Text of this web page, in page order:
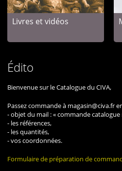
Livres et vidéos
Édito
Bienvenue sur le Catalogue du CIVA,
Passez commande à magasin@civa.fr
- objet du mail : « commande catalogue
- les références,
- les quantités,
- vos coordonnées.
Formulaire de préparation de